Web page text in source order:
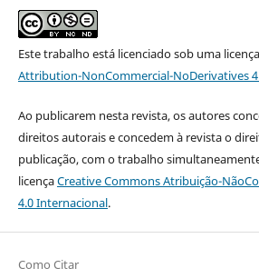
Este trabalho está licenciado sob uma licença
Attribution-NonCommercial-NoDerivatives
Ao publicarem nesta revista, os autores
direitos autorais e concedem à revista o
publicação, com o trabalho
licençaCreative Commons Atribuição-
4.0 Internacional.
Como Citar